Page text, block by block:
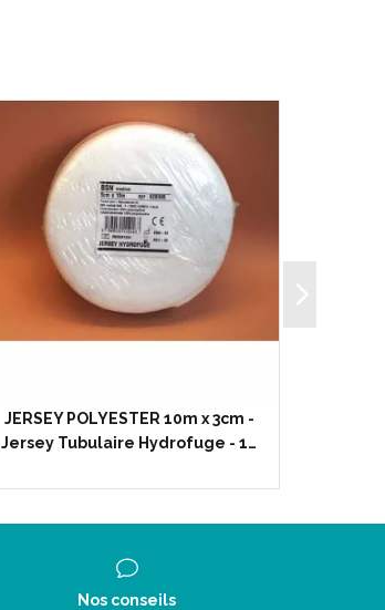
JERSEY POLYESTER 10m x 3cm -
Jersey Tubulaire Hydrofuge - 1…
Nos conseils